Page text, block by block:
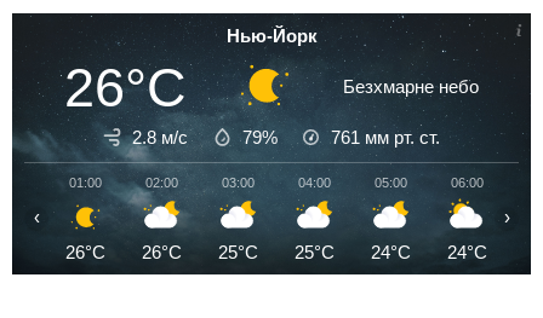
Нью-Йорк
26°C Безхмарне небо
2.8 м/с 79% 761 мм рт. ст.
01:00
26°C
02:00
26°C
03:00
25°C
04:00
25°C
05:00
24°C
06:00
24°C
‹ ›